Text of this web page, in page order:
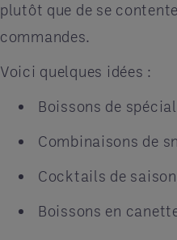
plutôt que de se
commandes.
Voici quelques idées :
Boissons de
Combinaisons de
Cocktails de saison
Boissons en